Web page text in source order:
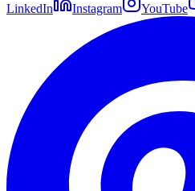
LinkedIn Instagram YouTube